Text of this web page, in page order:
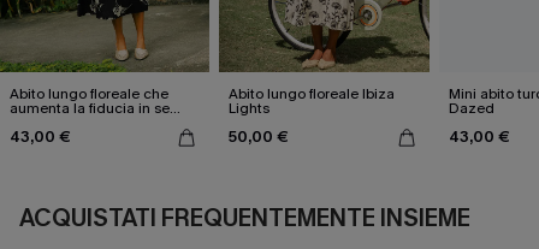
Abito lungo floreale che
aumenta la fiducia in se
43,00 €
Abito lungo floreale Ibiza
Lights
50,00 €
Mini abito
Dazed
43,00 €
ACQUISTATI FREQUENTEMENTE INSIEME